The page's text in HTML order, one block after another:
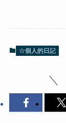
☆個人的日記